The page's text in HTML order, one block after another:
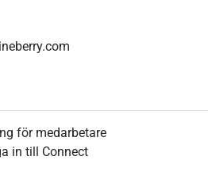
för medarbetare
in till Connect